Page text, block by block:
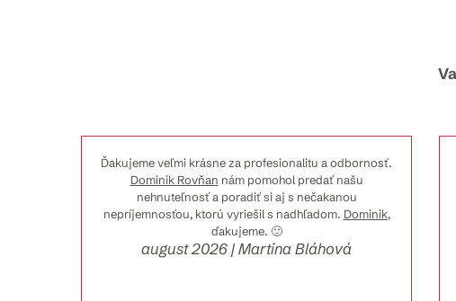
Ďakujeme veľmi krásne za profesionalitu a odbornosť.
Dominik Rovňan nám pomohol predať našu
nehnuteľnosť a poradiť si aj s nečakanou
nepríjemnosťou, ktorú vyriešil s nadhľadom. Dominik,
ďakujeme. 🙂
august 2026 | Martina Bláhová